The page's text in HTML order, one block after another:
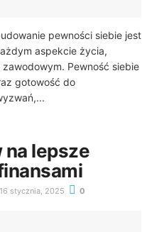
pewności siebie jest
aspekcie życia,
Pewność siebie
gotowość do
na lepsze
16 stycznia, 2025 0